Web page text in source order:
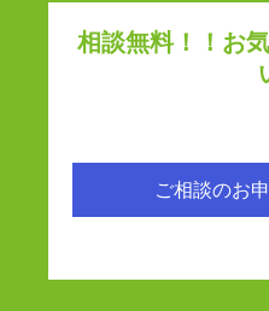
相談無料！！お
ご相談のお